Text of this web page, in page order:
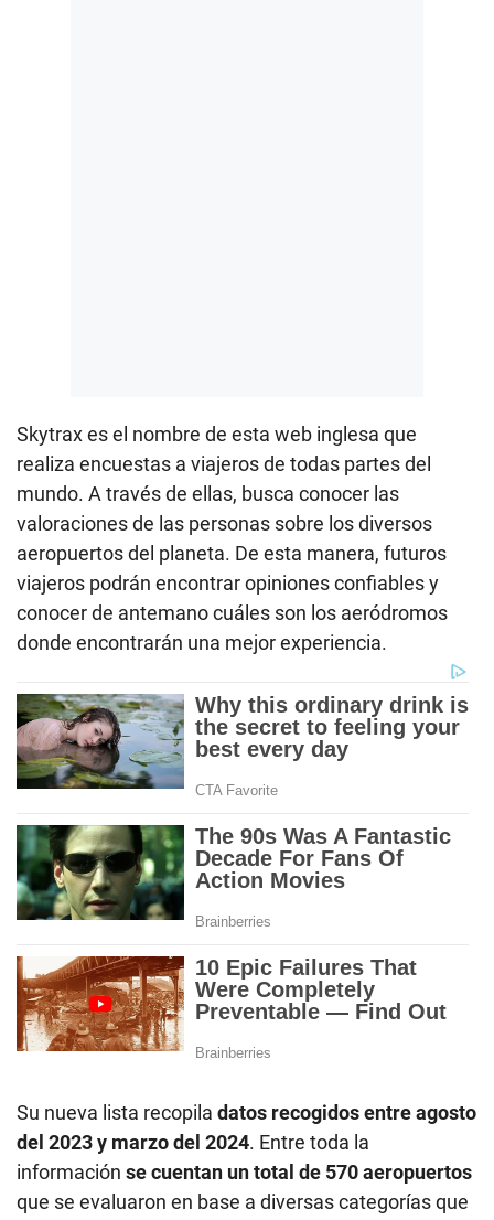
Skytrax es el nombre de esta web inglesa que
realiza encuestas a viajeros de todas partes del
mundo. A través de ellas, busca conocer las
valoraciones de las personas sobre los diversos
aeropuertos del planeta. De esta manera, futuros
viajeros podrán encontrar opiniones confiables y
conocer de antemano cuáles son los aeródromos
donde encontrarán una mejor experiencia.
Su nueva lista recopila datos recogidos entre agosto
del 2023 y marzo del 2024. Entre toda la
información se cuentan un total de 570 aeropuertos
que se evaluaron en base a diversas categorías que